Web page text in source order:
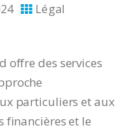
Légal
des services
particuliers et aux
financières et le